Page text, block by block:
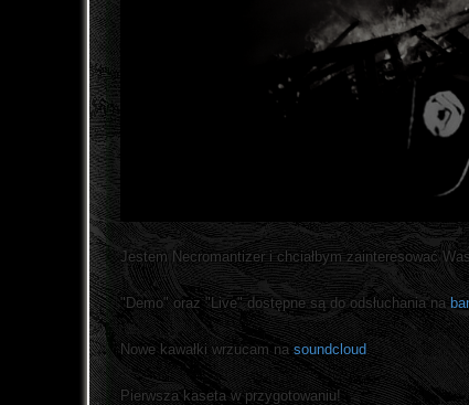
Jestem Necromantizer i chciałbym zainteresować
"Demo" oraz "Live" dostępne są do odsłuchania na
Nowe kawałki wrzucam na soundcloud
Pierwsza kaseta w przygotowaniu!